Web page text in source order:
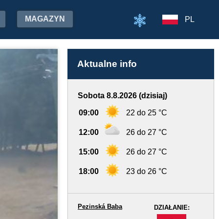
MAGAZYN PL
Aktualne info
Sobota 8.8.2026 (dzisiaj)
09:00 22 do 25 °C
12:00 26 do 27 °C
15:00 26 do 27 °C
18:00 23 do 26 °C
DZIAŁANIE:
Pezinská Baba